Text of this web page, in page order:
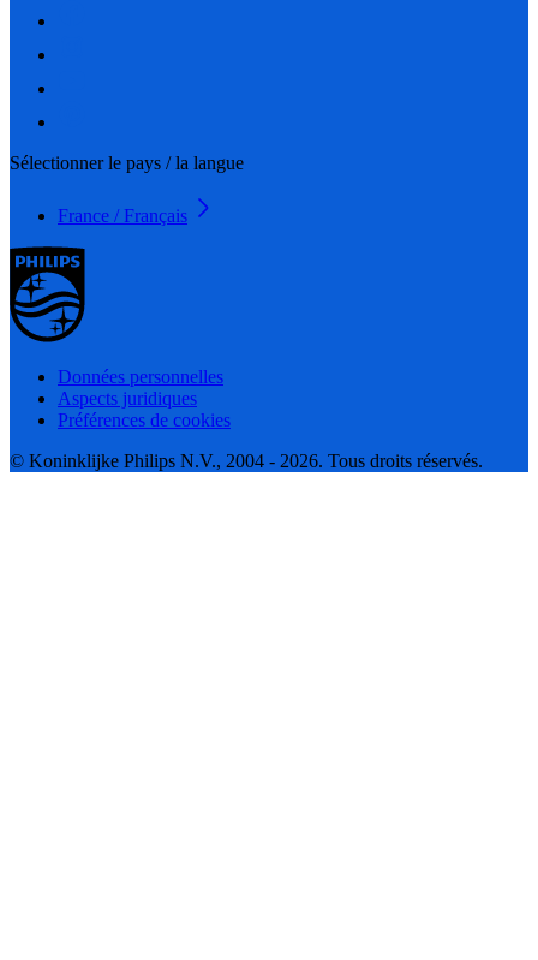
Sélectionner le pays / la langue
France / Français
Données personnelles
Aspects juridiques
Préférences de cookies
© Koninklijke Philips N.V., 2004 - 2026. Tous droits réservés.